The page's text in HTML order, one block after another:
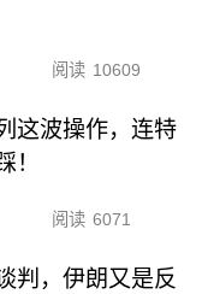
阅读 10609
这波操作，连特
！
阅读 6071
判，伊朗又是反